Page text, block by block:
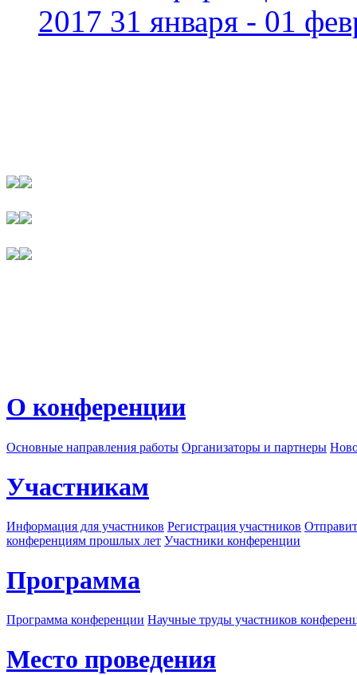
2017 31 января - 01
О конференции
Основные направления работы Организаторы и партнеры
Участникам
Информация для участников Регистрация участников
конференциям прошлых лет Участники конференции
Программа
Программа конференции Научные труды участников
Место проведения